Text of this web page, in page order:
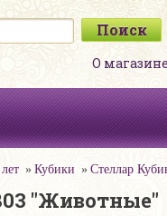
О магазине
Кубики Стеллар
"Животные"